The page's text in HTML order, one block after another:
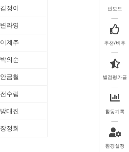
김정이
변라영
이계주
박의순
안금철
전수림
방대진
장정희
핀보드
추천/비추
별점평가글
활동기록
환경설정